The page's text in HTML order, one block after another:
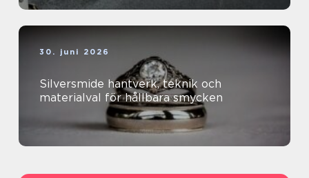
30. juni 2026
Silversmide hantverk, teknik och
materialval för hållbara smycken